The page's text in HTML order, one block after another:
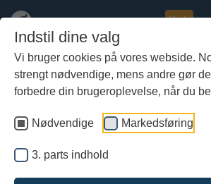
Indstil dine valg
Vi bruger cookies på vores webside.
strengt nødvendige, mens andre gør
forbedre din brugeroplevelse, når du
Nødvendige Markedsføring
3. parts indhold
indhold
Køb